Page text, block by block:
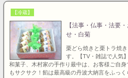
【冷蔵】
【法事・仏事・法要
せ・白菊
栗どら焼きと栗トラ焼
す。【TV・雑誌で人気
和菓子、木村家の手作り最中は、お客様ご自
もサクサク！餡は最高級の丹波大納言をふっ